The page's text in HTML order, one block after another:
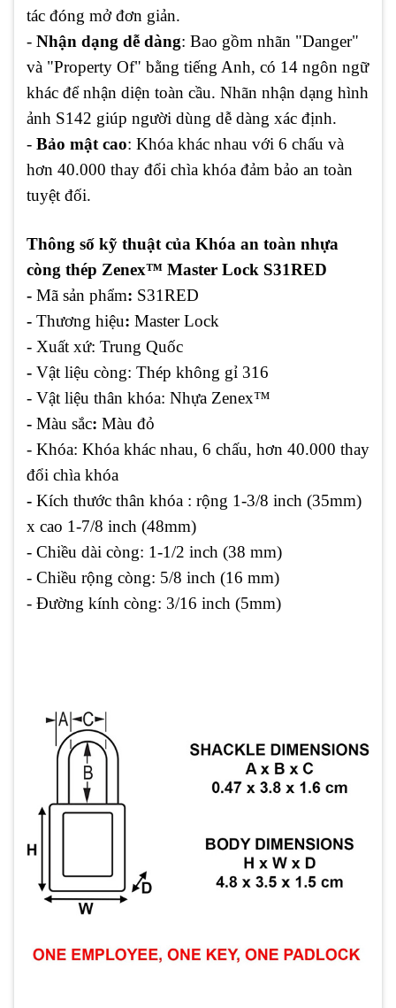
tác đóng mở đơn giản.
- Nhận dạng dễ dàng: Bao gồm nhãn "Danger"
và "Property Of" bằng tiếng Anh, có 14 ngôn ngữ
khác để nhận diện toàn cầu. Nhãn nhận dạng hình
ảnh S142 giúp người dùng dễ dàng xác định.
- Bảo mật cao: Khóa khác nhau với 6 chấu và
hơn 40.000 thay đổi chìa khóa đảm bảo an toàn
tuyệt đối.
Thông số kỹ thuật của Khóa an toàn nhựa
còng thép Zenex™ Master Lock S31RED
- Mã sản phẩm: S31RED
- Thương hiệu: Master Lock
- Xuất xứ: Trung Quốc
- Vật liệu còng: Thép không gỉ 316
- Vật liệu thân khóa: Nhựa Zenex™
- Màu sắc: Màu đỏ
- Khóa: Khóa khác nhau, 6 chấu, hơn 40.000 thay
đổi chìa khóa
- Kích thước thân khóa : rộng 1-3/8 inch (35mm)
x cao 1-7/8 inch (48mm)
- Chiều dài còng: 1-1/2 inch (38 mm)
- Chiều rộng còng: 5/8 inch (16 mm)
- Đường kính còng: 3/16 inch (5mm)